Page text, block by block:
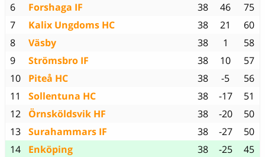
6
Forshaga IF 38 46
75
7
Kalix Ungdoms HC 38 21
60
8
Väsby 38 1
58
9
Strömsbro IF 38 10
57
10
Piteå HC 38 -5
56
11
Sollentuna HC 38 -17
51
12
Örnsköldsvik HF 38 -20
50
13 Surahammars IF 38 -27
50
14
Enköping 38 -25
45